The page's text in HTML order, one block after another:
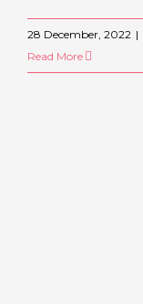
28 December, 2022 |
Read More